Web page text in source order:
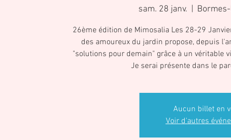
sam. 28 janv.
26ème édition de Mimosalia Les 28-29
des amoureux du jardin propose, depuis
"solutions pour demain" grâce à un véritable
Je serai présente dans le
Aucun billet en
Voir d'autres